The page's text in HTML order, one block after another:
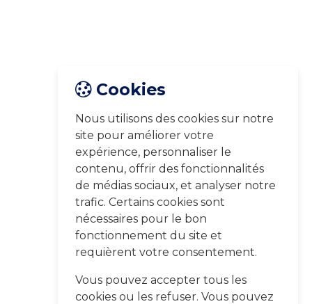
Cookies
Nous utilisons des cookies sur notre
site pour améliorer votre
expérience, personnaliser le
contenu, offrir des fonctionnalités
de médias sociaux, et analyser notre
trafic. Certains cookies sont
nécessaires pour le bon
fonctionnement du site et
requièrent votre consentement.
Vous pouvez accepter tous les
cookies ou les refuser. Vous pouvez